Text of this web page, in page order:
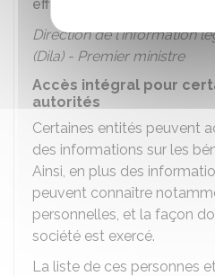
effectifs (RBE)
Direction de l'information
(Dila) - Premier ministre
Accès intégral pour
autorités
Certaines entités peuvent
des informations sur les
Ainsi, en plus des
peuvent connaître
personnelles, et la façon
société est exercé.
La liste de ces personnes